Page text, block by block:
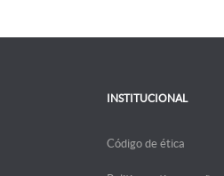
INSTITUCIONAL
Código de ética